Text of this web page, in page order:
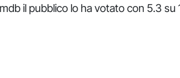
il pubblico lo ha votato con 5.3 su